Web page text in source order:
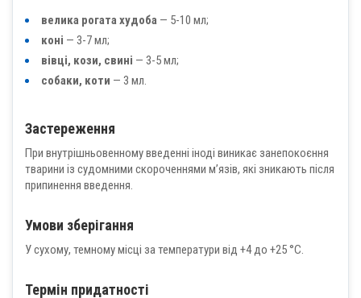
велика рогата худоба — 5-10 мл;
коні — 3-7 мл;
вівці, кози, свині — 3-5 мл;
собаки, коти — 3 мл.
Застереження
При внутрішньовенному введенні іноді виникає занепокоєння
тварини із судомними скороченнями м’язів, які зникають після
припинення введення.
Умови зберігання
У сухому, темному місці за температури від +4 до +25 °С.
Термін придатності